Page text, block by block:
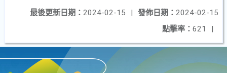
發佈日期： 2024-02-15
最後更新日期： 2024-02-15
|
點擊率： 621 |